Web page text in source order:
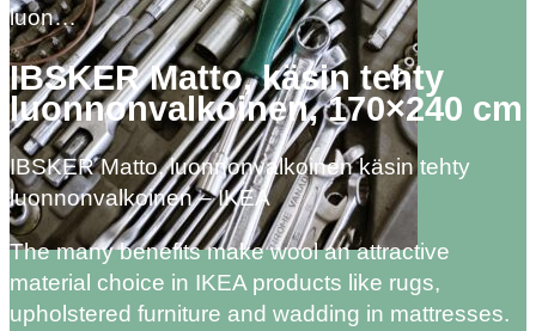
luon…
IBSKER Matto, käsin tehty
luonnonvalkoinen, 170×240 cm
IBSKER Matto, luonnonvalkoinen käsin tehty
luonnonvalkoinen – IKEA
The many benefits make wool an attractive
material choice in IKEA products like rugs,
upholstered furniture and wadding in mattresses.